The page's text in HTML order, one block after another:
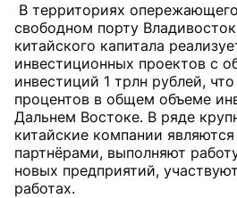
В территориях
свободном порту
китайского капитала
инвестиционных проектов с
инвестиций 1 трлн рублей,
процентов в общем объеме
Дальнем Востоке. В ряде
китайские компании
партнёрами, выполняют
новых предприятий,
работах.